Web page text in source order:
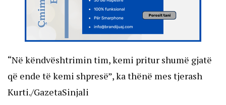
“Në këndvështrimin tim, kemi pritur shumë gjatë
që ende të kemi shpresë”, ka thënë mes tjerash
Kurti./GazetaSinjali